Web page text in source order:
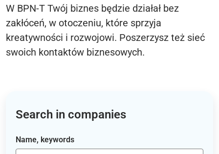
W BPN-T Twój biznes będzie działał bez
zakłóceń, w otoczeniu, które sprzyja
kreatywności i rozwojowi. Poszerzysz też sieć
swoich kontaktów biznesowych.
Search in companies
Name, keywords